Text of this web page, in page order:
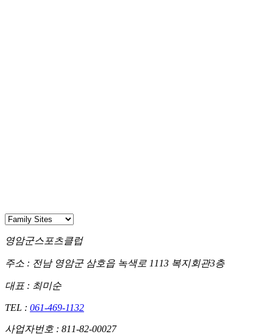
영암군스포츠클럽
주소 : 전남 영암군 삼호읍 녹색로 1113 복지회관3층
대표 : 최미순
TEL : 061-469-1132
사업자번호 : 811-82-00027